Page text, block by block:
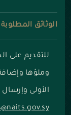
الوثائق المطلوبة
للتقديم على
وملؤها
الأولى وإرسال